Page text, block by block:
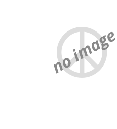
no image